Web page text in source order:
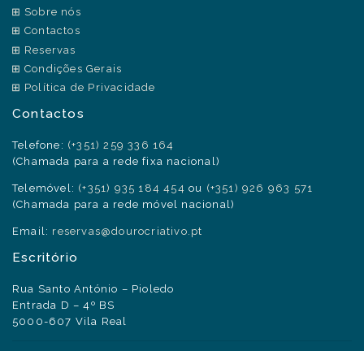
Sobre nós
Contactos
Reservas
Condições Gerais
Política de Privacidade
Contactos
Telefone: (+351) 259 336 164
(Chamada para a rede fixa nacional)
Telemóvel: (+351) 935 184 454 ou (+351) 926 963 571
(Chamada para a rede móvel nacional)
Email: reservas@dourocriativo.pt
Escritório
Rua Santo António – Pioledo
Entrada D – 4º BS
5000-607 Vila Real